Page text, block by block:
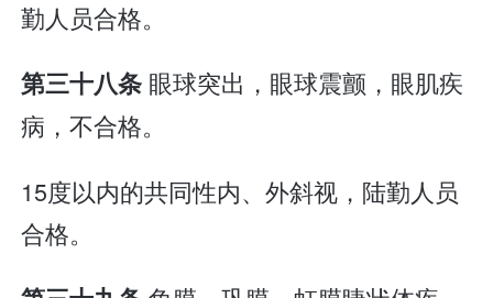
勤人员合格。
第三十八条 眼球突出，眼球震颤，眼肌疾
病，不合格。
15度以内的共同性内、外斜视，陆勤人员
合格。